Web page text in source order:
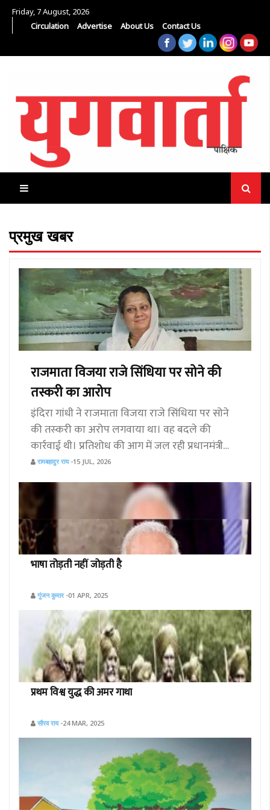
Friday, 7 August, 2026
Circulation
Advertise About Us Contact Us
प्रमुख खबर
राजमाता विजया राजे सिंधिया पर सोने की
तस्करी का आरोप
इंदिरा गांधी ने राजमाता विजया राजे सिंधिया पर सोने
की तस्‍करी का अरोप लगवाया था। वह बदले की
कार्रवाई थी। प्रतिशोध की आग में जल रही प्रधानमंत्री
इंदिरा गांधी ने अपने व्यवहार से मनुष्‍यता की लाज नहीं
रखी। राजमाता को बंदी पहले बनाया गया और आरोप
बाद में गढ़े गए। लेकिन वे राजमाता को झुका नहीं सकीं।
रामबहादुर राय -15 JUL, 2026
भाषा तोड़ती नहीं जोड़ती है
गुंजन कुमार -01 APR, 2025
प्रथम विश्व युद्ध की अमर गाथा
सौरव राय -24 MAR, 2025